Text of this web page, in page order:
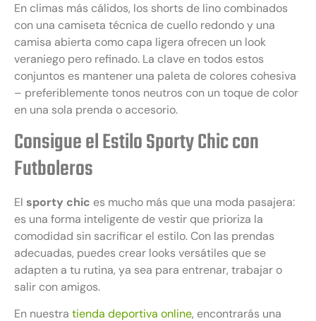
En climas más cálidos, los shorts de lino combinados
con una camiseta técnica de cuello redondo y una
camisa abierta como capa ligera ofrecen un look
veraniego pero refinado. La clave en todos estos
conjuntos es mantener una paleta de colores cohesiva
– preferiblemente tonos neutros con un toque de color
en una sola prenda o accesorio.
Consigue el Estilo Sporty Chic con
Futboleros
El sporty chic es mucho más que una moda pasajera:
es una forma inteligente de vestir que prioriza la
comodidad sin sacrificar el estilo. Con las prendas
adecuadas, puedes crear looks versátiles que se
adapten a tu rutina, ya sea para entrenar, trabajar o
salir con amigos.
En nuestra tienda deportiva online, encontrarás una